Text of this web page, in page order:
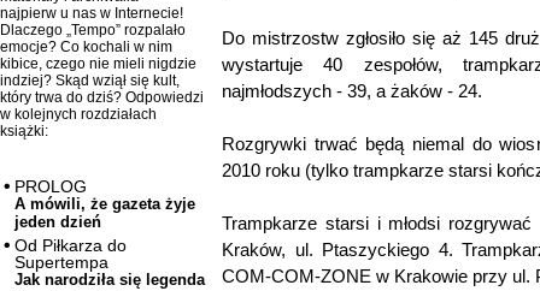
najpierw u nas w Internecie!
Dlaczego „Tempo” rozpalało
emocje? Co kochali w nim
kibice, czego nie mieli nigdzie
indziej? Skąd wziął się kult,
który trwa do dziś? Odpowiedzi
w kolejnych rozdziałach
książki:
PROLOG
A mówili, że gazeta żyje
jeden dzień
Od Piłkarza do
Supertempa
Jak narodziła się legenda
Do mistrzostw zgłosiło się aż 145
wystartuje 40 zespołów,
najmłodszych - 39, a żaków - 24.
Rozgrywki trwać będą niemal do
2010 roku (tylko trampkarze starsi
Trampkarze starsi i młodsi
Kraków, ul. Ptaszyckiego 4.
COM-COM-ZONE w Krakowie przy ul.